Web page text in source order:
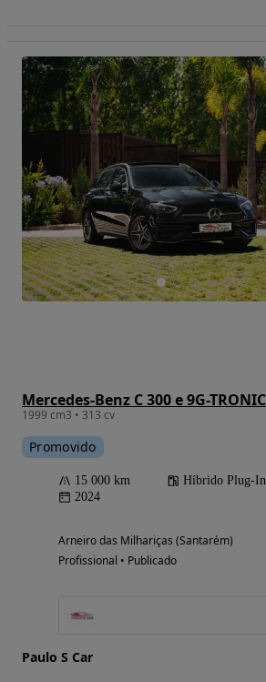
1999 cm3 • 313 cv
Promovido
15 000 km Híbrido Plug-In
2024
Arneiro das Milhariças (Santarém)
Profissional • Publicado
Paulo S Car